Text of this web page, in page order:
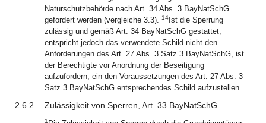
Naturschutzbehörde nach Art. 34 Abs. 3 BayNatSchG
gefordert werden (vergleiche 3.3). 14 Ist die Sperrung
zulässig und gemäß Art. 34 BayNatSchG gestattet,
entspricht jedoch das verwendete Schild nicht den
Anforderungen des Art. 27 Abs. 3 Satz 3 BayNatSchG, ist
der Berechtigte vor Anordnung der Beseitigung
aufzufordern, ein den Voraussetzungen des Art. 27 Abs. 3
Satz 3 BayNatSchG entsprechendes Schild aufzustellen.
2.6.2 Zulässigkeit von Sperren, Art. 33 BayNatSchG
1